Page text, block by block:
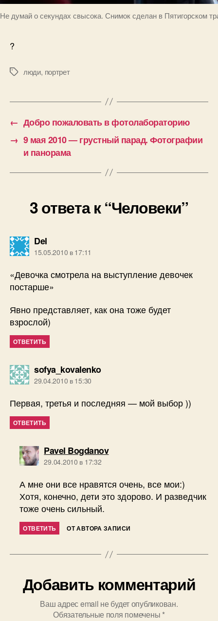
Не думай о секундах свысока. Снимок сделан в Пятигорском
?
Меткилюди, портрет
← Добро пожаловать в фотолабораторию
→ 9 мая 2010 — грустный парад. Фотографии
и панорама
3 ответа к “Человеки”
Delпишет:
15.05.2010 в 17:11
«Девочка смотрела на выступление девочек
постарше»
Явно представляет, как она тоже будет
взрослой)
ОТВЕТИТЬ
sofya_kovalenkoпишет:
29.04.2010 в 15:30
Первая, третья и последняя — мой выбор ))
ОТВЕТИТЬ
Pavel Bogdanovпишет:
29.04.2010 в 17:32
А мне они все нравятся очень, все мои:)
Хотя, конечно, дети это здорово. И разведчик
тоже очень сильный.
ОТВЕТИТЬ ОТ АВТОРА ЗАПИСИ
Добавить комментарий
Ваш адрес email не будет опубликован.
Обязательные поля помечены *